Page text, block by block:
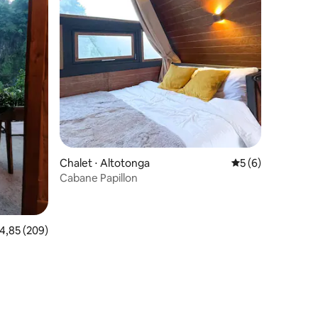
moyenne sur la base de 209 commentaires : 4,85 sur 5
4,85 (209)
Chalet ⋅ Altotonga Évaluation
5 (6)
Cabane Papillon